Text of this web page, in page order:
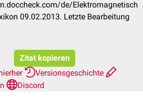
de/Elektromagnetisch
09.02.2013. Letzte Bearbeitung
Zitat kopieren
Versionsgeschichte
Discord